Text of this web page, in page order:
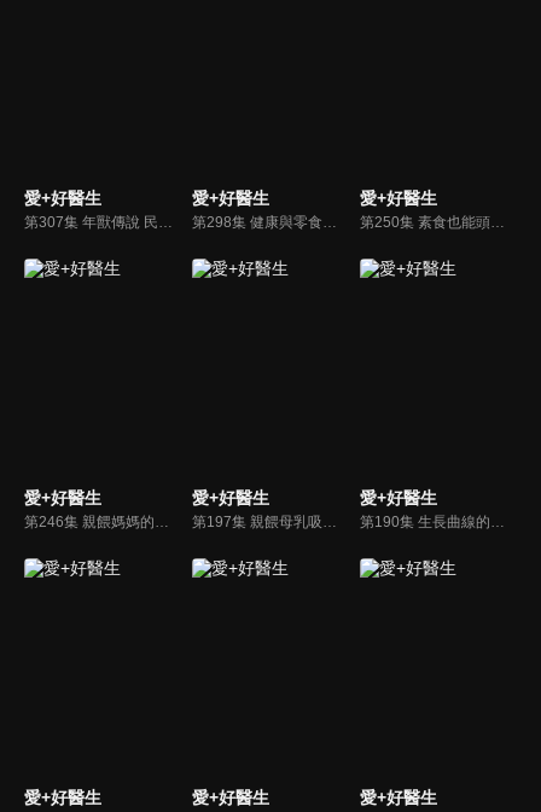
愛+好醫生 愛+好醫生 愛+好醫生
第250集 素食也能頭好壯壯
愛+好醫生
第246集 親餵媽媽的焦慮
愛+好醫生
第197集 親餵母乳吸吮問題大解密
愛+好醫生
第190集 生長曲線的眉角與迷思
愛+好醫生 愛+好醫生 愛+好醫生